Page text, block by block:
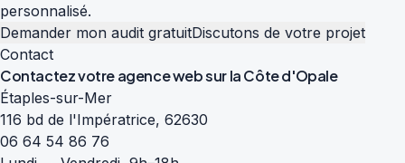
personnalisé.
Demander mon audit gratuitDiscutons de votre projet
Contact
Contactez votre agence web sur laCôte d'Opale
Étaples-sur-Mer
116 bd de l'Impératrice, 62630
06 64 54 86 76